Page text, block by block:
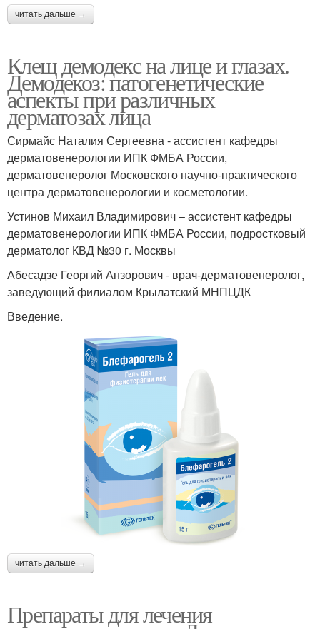
читать дальше →
Клещ демодекс на лице и глазах.
Демодекоз: патогенетические
аспекты при различных
дерматозах лица
Сирмайс Наталия Сергеевна - ассистент кафедры
дерматовенерологии ИПК ФМБА России,
дерматовенеролог Московского научно-практического
центра дерматовенерологии и косметологии.
Устинов Михаил Владимирович – ассистент кафедры
дерматовенерологии ИПК ФМБА России, подростковый
дерматолог КВД №30 г. Москвы
Абесадзе Георгий Анзорович - врач-дерматовенеролог,
заведующий филиалом Крылатский МНПЦДК
Введение.
читать дальше →
Препараты для лечения